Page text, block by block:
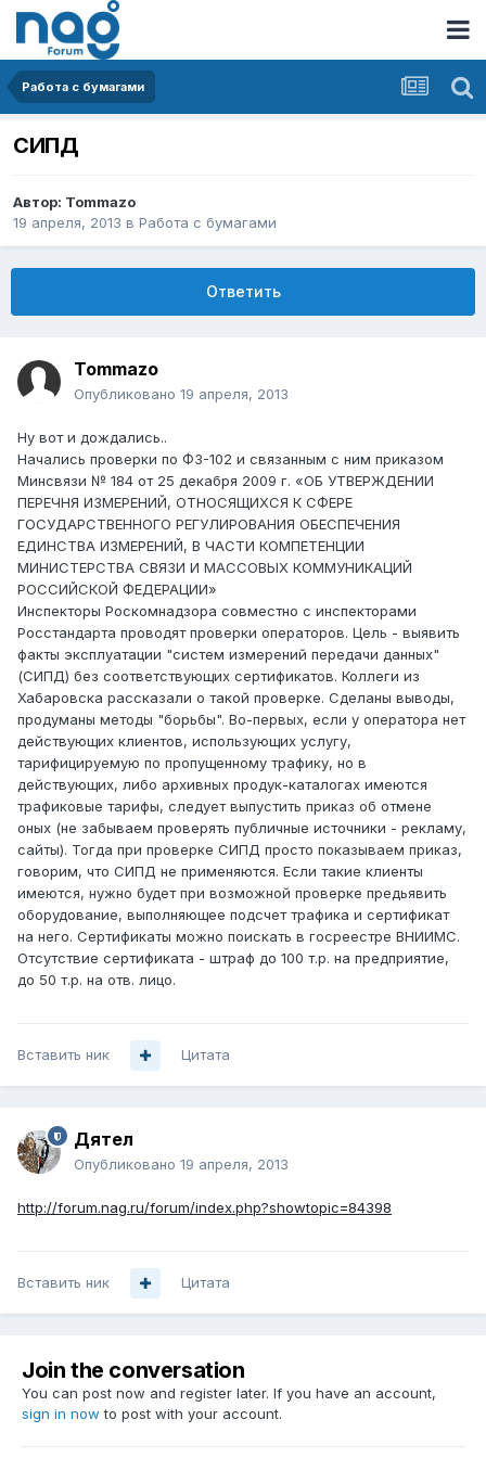
Работа с бумагами
СИПД
Автор: Tommazo
19 апреля, 2013 в Работа с бумагами
Ответить
Tommazo
Опубликовано 19 апреля, 2013
Ну вот и дождались..
Начались проверки по ФЗ-102 и связанным с ним приказом
Минсвязи № 184 от 25 декабря 2009 г. «ОБ УТВЕРЖДЕНИИ
ПЕРЕЧНЯ ИЗМЕРЕНИЙ, ОТНОСЯЩИХСЯ К СФЕРЕ
ГОСУДАРСТВЕННОГО РЕГУЛИРОВАНИЯ ОБЕСПЕЧЕНИЯ
ЕДИНСТВА ИЗМЕРЕНИЙ, В ЧАСТИ КОМПЕТЕНЦИИ
МИНИСТЕРСТВА СВЯЗИ И МАССОВЫХ КОММУНИКАЦИЙ
РОССИЙСКОЙ ФЕДЕРАЦИИ»
Инспекторы Роскомнадзора совместно с инспекторами
Росстандарта проводят проверки операторов. Цель - выявить
факты эксплуатации "систем измерений передачи данных"
(СИПД) без соответствующих сертификатов. Коллеги из
Хабаровска рассказали о такой проверке. Сделаны выводы,
продуманы методы "борьбы". Во-первых, если у оператора нет
действующих клиентов, использующих услугу,
тарифицируемую по пропущенному трафику, но в
действующих, либо архивных продук-каталогах имеются
трафиковые тарифы, следует выпустить приказ об отмене
оных (не забываем проверять публичные источники - рекламу,
сайты). Тогда при проверке СИПД просто показываем приказ,
говорим, что СИПД не применяются. Если такие клиенты
имеются, нужно будет при возможной проверке предьявить
оборудование, выполняющее подсчет трафика и сертификат
на него. Сертификаты можно поискать в госреестре ВНИИМС.
Отсутствие сертификата - штраф до 100 т.р. на предприятие,
до 50 т.р. на отв. лицо.
Вставить ник Цитата
Дятел
Опубликовано 19 апреля, 2013
http://forum.nag.ru/forum/index.php?showtopic=84398
Вставить ник Цитата
Join the conversation
You can post now and register later. If you have an account,
sign in now to post with your account.